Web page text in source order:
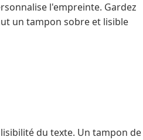
l'empreinte. Gardez
un tampon sobre et lisible
du texte. Un tampon de